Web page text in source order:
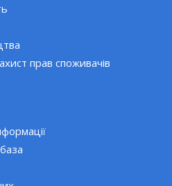
прав споживачів